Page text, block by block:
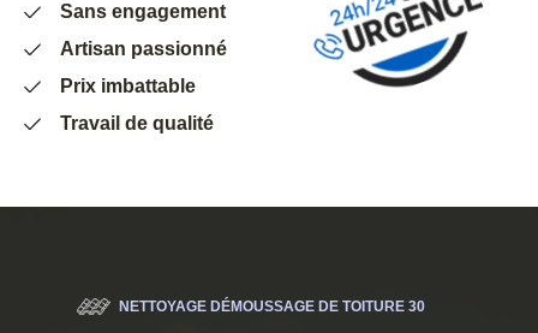
Sans engagement
Artisan passionné
Prix imbattable
Travail de qualité
NETTOYAGE DÉMOUSSAGE DE TOITURE 30